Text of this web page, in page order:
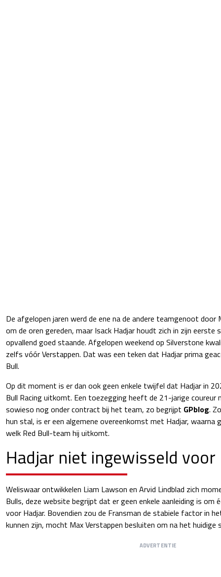
De afgelopen jaren werd de ene na de andere teamgenoot door
om de oren gereden, maar Isack Hadjar houdt zich in zijn eerste
opvallend goed staande. Afgelopen weekend op Silverstone
zelfs vóór Verstappen. Dat was een teken dat Hadjar prima
Bull.
Op dit moment is er dan ook geen enkele twijfel dat Hadjar in
Bull Racing uitkomt. Een toezegging heeft de 21-jarige coureur
sowieso nog onder contract bij het team, zo begrijpt GPblog.
hun stal, is er een algemene overeenkomst met Hadjar,
welk Red Bull-team hij uitkomt.
Hadjar niet ingewisseld voor
Weliswaar ontwikkelen Liam Lawson en Arvid Lindblad zich
Bulls, deze website begrijpt dat er geen enkele aanleiding is om
voor Hadjar. Bovendien zou de Fransman de stabiele factor in
kunnen zijn, mocht Max Verstappen besluiten om na het huidige
ADVERTENTIE